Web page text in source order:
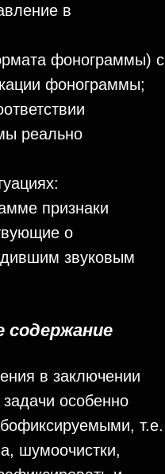
в
фонограммы) с
фонограммы;
реально
признаки
о
звуковым
содержание
в заключении
особенно
т.е.
шумоочистки,